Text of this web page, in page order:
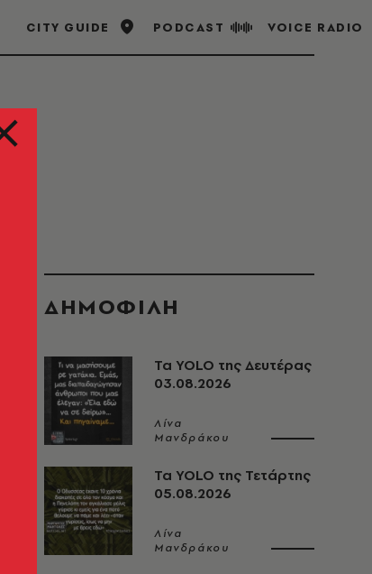
CITY GUIDE PODCAST VOICE RADIO
ΔΗΜΟΦΙΛΗ
Τα YOLO της Δευτέρας
03.08.2026
Λίνα
Μανδράκου
Τα YOLO της Τετάρτης
05.08.2026
Λίνα
Μανδράκου